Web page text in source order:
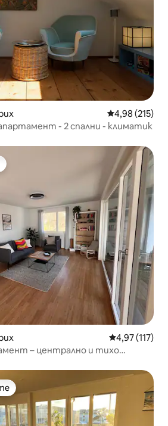
Средна
4,98 (215)
- 2 спални - климатик
Средна
4,97 (117)
– централно и тихо
на гостите